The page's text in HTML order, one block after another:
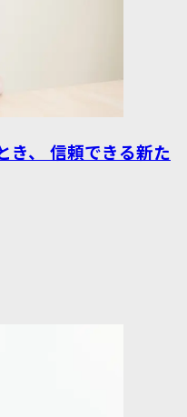
き、 信頼できる新た